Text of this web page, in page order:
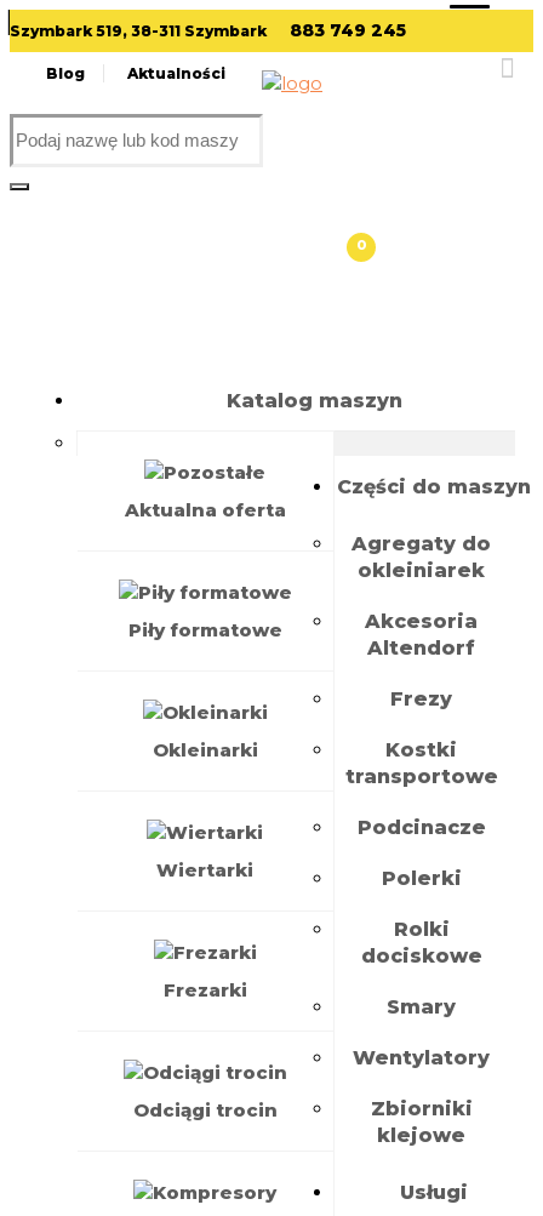
Skip
to
content
Szymbark 519, 38-311 Szymbark 883 749 245
Blog Aktualności
Wyszukiwarka
produktów
0
Katalog maszyn
Aktualna oferta
Piły formatowe
Okleinarki
Wiertarki
Frezarki
Odciągi trocin
Części do maszyn
Agregaty do
okleiniarek
Akcesoria
Altendorf
Frezy
Kostki
transportowe
Podcinacze
Polerki
Rolki
dociskowe
Smary
Wentylatory
Zbiorniki
klejowe
Usługi
Piły formatowe Felder